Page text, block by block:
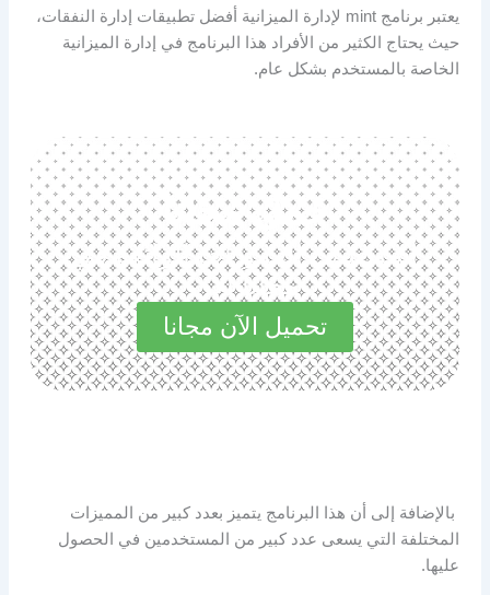
يعتبر برنامج mint لإدارة الميزانية أفضل تطبيقات إدارة النفقات،
حيث يحتاج الكثير من الأفراد هذا البرنامج في إدارة الميزانية
الخاصة بالمستخدم بشكل عام.
حمل مجانا
استكشف المميزات الرائعة في
مجاناً الآن
تحميل الآن مجانا
بالإضافة إلى أن هذا البرنامج يتميز بعدد كبير من المميزات
المختلفة التي يسعى عدد كبير من المستخدمين في الحصول
عليها.